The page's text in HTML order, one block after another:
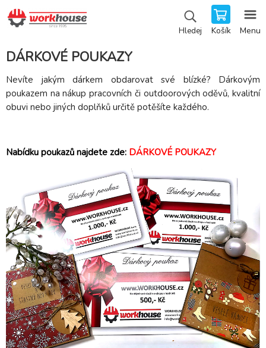
Hledej Košík Menu
DÁRKOVÉ POUKAZY
Nevíte jakým dárkem obdarovat své blízké? Dárkovým
poukazem na nákup pracovních či outdoorových oděvů, kvalitní
obuvi nebo jiných doplňků určitě potěšíte každého.
Nabídku poukazů najdete zde: DÁRKOVÉ POUKAZY